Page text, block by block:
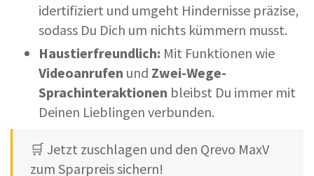
idertifiziert und umgeht Hindernisse präzise,
sodass Du Dich um nichts kümmern musst.
Haustierfreundlich: Mit Funktionen wie
Videoanrufen und Zwei-Wege-
Sprachinteraktionen bleibst Du immer mit
Deinen Lieblingen verbunden.
🛒 Jetzt zuschlagen und den Qrevo MaxV
zum Sparpreis sichern!